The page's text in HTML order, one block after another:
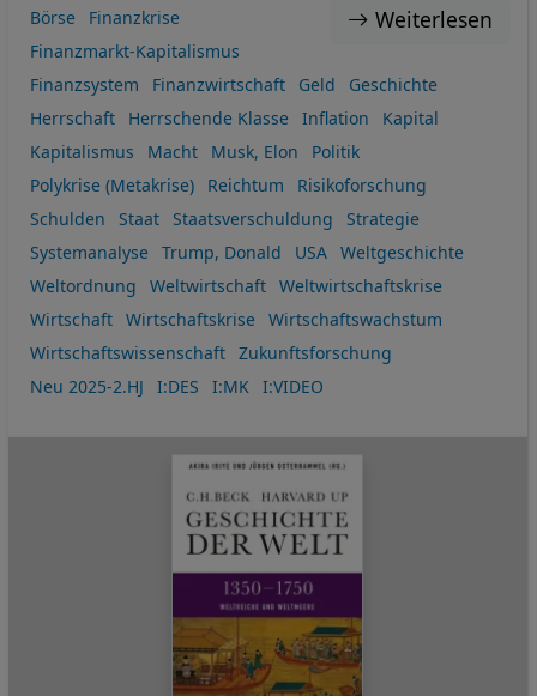
Weiterlesen
Börse
Finanzkrise
Finanzmarkt-Kapitalismus
Finanzsystem
Finanzwirtschaft Geld
Geschichte
Herrschaft
Herrschende Klasse Inflation
Kapital
Kapitalismus
Macht Musk, Elon
Politik
Polykrise (Metakrise)
Reichtum
Risikoforschung
Schulden
Staat Staatsverschuldung
Strategie
Systemanalyse
Trump, Donald USA
Weltgeschichte
Weltordnung
Weltwirtschaft
Weltwirtschaftskrise
Wirtschaft
Wirtschaftskrise
Wirtschaftswachstum
Wirtschaftswissenschaft
Zukunftsforschung
Neu 2025-2.HJ
I:DES I:MK I:VIDEO